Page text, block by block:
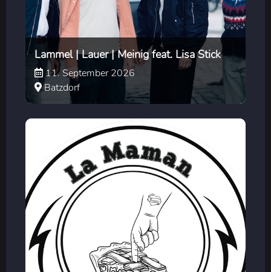
Lammel | Lauer | Meinig feat. Lisa Stick
11. September 2026
Batzdorf